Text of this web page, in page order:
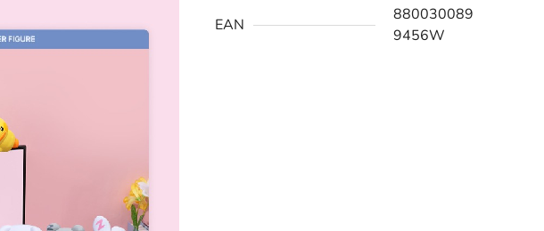
EAN
880030089
9456W